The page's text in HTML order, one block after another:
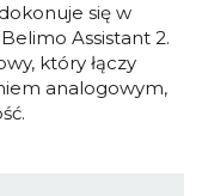
się w
Assistant 2.
który łączy
analogowym,